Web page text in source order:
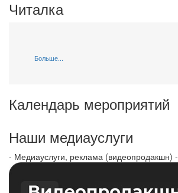
Читалка
Больше...
Календарь мероприятий
Наши медиауслуги
- Медиауслуги, реклама (видеопродакшн) -